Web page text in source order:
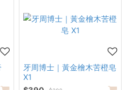
牙周博士｜黃金檜木苦橙皂
X1